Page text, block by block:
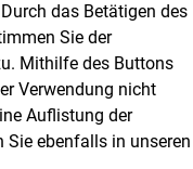
das Betätigen des
Sie der
Mithilfe des Buttons
Verwendung nicht
Auflistung der
Sie ebenfalls in unseren